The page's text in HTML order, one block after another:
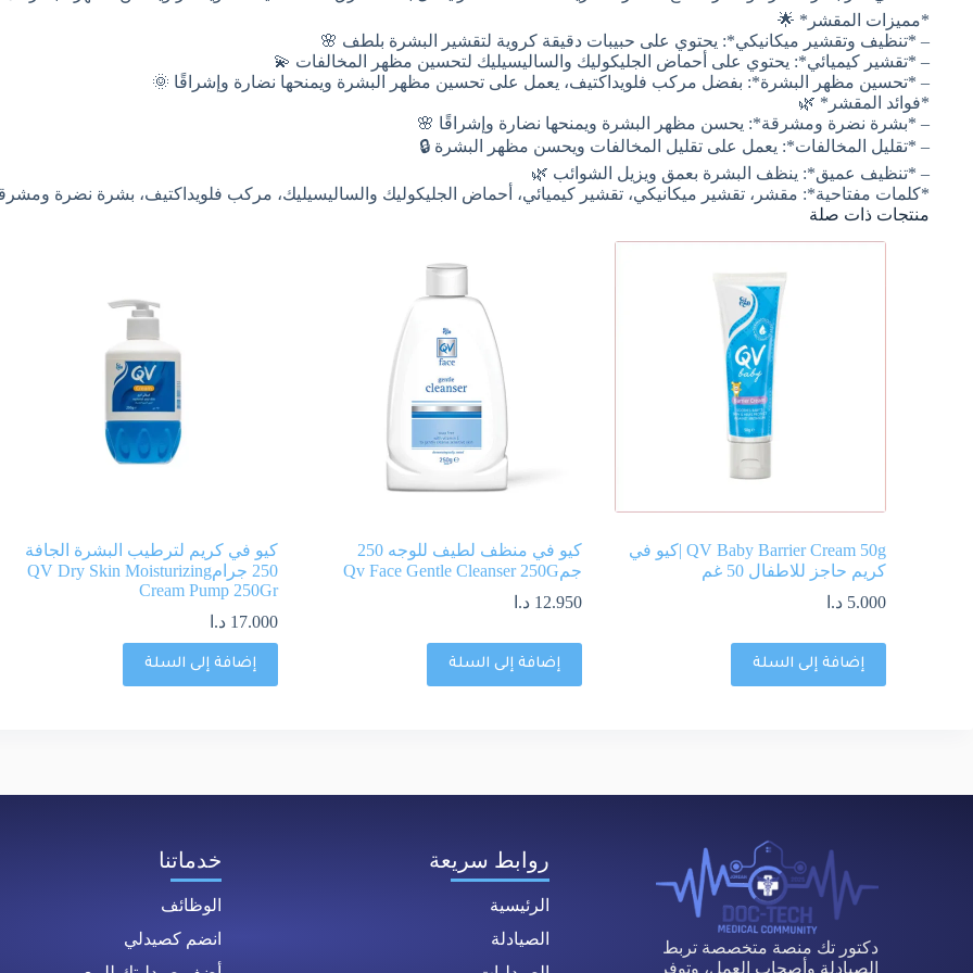
*مميزات المقشر* 🌟
– *تنظيف وتقشير ميكانيكي*: يحتوي على حبيبات دقيقة كروية لتقشير البشرة بلطف 🌸
– *تقشير كيميائي*: يحتوي على أحماض الجليكوليك والساليسيليك لتحسين مظهر المخالفات 💫
– *تحسين مظهر البشرة*: بفضل مركب فلويداكتيف، يعمل على تحسين مظهر البشرة ويمنحها نضارة وإشراقًا 🌞
*فوائد المقشر* 🌿
– *بشرة نضرة ومشرقة*: يحسن مظهر البشرة ويمنحها نضارة وإشراقًا 🌸
– *تقليل المخالفات*: يعمل على تقليل المخالفات ويحسن مظهر البشرة 🔒
– *تنظيف عميق*: ينظف البشرة بعمق ويزيل الشوائب 🌿
*كلمات مفتاحية*: مقشر، تقشير ميكانيكي، تقشير كيميائي، أحماض الجليكوليك والساليسيليك، مركب فلويداكتيف، بشرة نضرة
منتجات ذات صلة
QV Baby Barrier Cream 50g |كيو في
كريم حاجز للاطفال 50 غم
5.000 د.ا
إضافة إلى السلة
كيو في منظف لطيف للوجه 250
جمQv Face Gentle Cleanser 250G
12.950 د.ا
إضافة إلى السلة
كيو في كريم لترطيب البشرة الجافة
250 جرامQV Dry Skin Moisturizing
Cream Pump 250Gr
17.000 د.ا
إضافة إلى السلة
دكتور تك منصة متخصصة تربط
الصيادلة وأصحاب العمل، وتوفر
روابط سريعة
الرئيسية
الصيادلة
خدماتنا
الوظائف
انضم كصيدلي